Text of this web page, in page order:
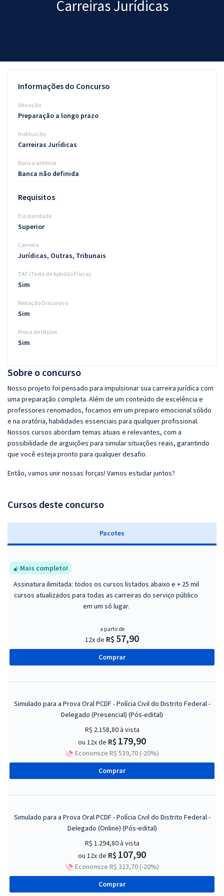
Questões grátis
Blog
Aprovados
Carreiras Jurídicas
Sobre o concurso
Nosso projeto foi pensado para impulsionar sua carreira jurídica com
uma preparação completa. Além de um conteúdo de excelência e
professores renomados, focamos em um preparo emocional sólido
e na oratória, habilidades essenciais para qualquer profissional.
Nossos cursos abordam temas atuais e relevantes, com a
possibilidade de arguições para simular situações reais, garantindo
que você esteja pronto para qualquer desafio.
Então, vamos unir nossas forças! Vamos estudar juntos?
Cursos deste concurso
Pacotes
Mais completo!
Assinatura ilimitada: todos os cursos listados abaixo e + 25 mil
cursos atualizados para todas as carreiras do serviço público
em um só lugar.
a partir de
12x de R$ 57,90
Comprar
Simulado para a Prova Oral PCDF - Polícia Civil do Distrito Federal -
Delegado (Presencial) (Pós-edital)
R$ 2.158,80à vista
ou 12x de R$ 179,90
Economize R$ 539,70 (-20%)
Comprar
Simulado para a Prova Oral PCDF - Polícia Civil do Distrito Federal -
Delegado (Online) (Pós-edital)
R$ 1.294,80à vista
ou 12x de R$ 107,90
Economize R$ 323,70 (-20%)
Comprar
Informações do Concurso
Situação
Preparação a longo prazo
Instituição
Carreiras Jurídicas
Banca anterior
Banca não definida
Requisitos
Escolaridade
Superior
Carreira
Jurídicas, Outras, Tribunais
TAF (Teste de Aptidão Física)
Sim
Redação Discursiva
Sim
Prova de títulos
Sim